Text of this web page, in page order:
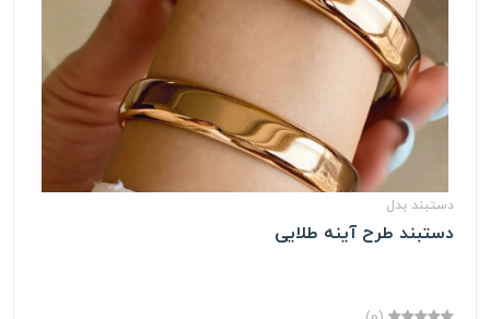
دستبند بدل
دستبند طرح آینه طلایی